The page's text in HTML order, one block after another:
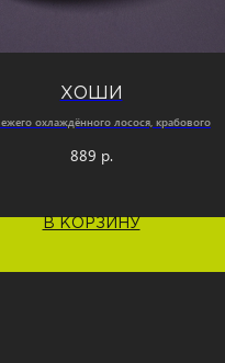
ХОШИ
охлаждённого лосося, крабового
889 р.
В КОРЗИНУ